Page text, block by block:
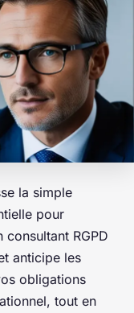
la simple
pour
RGPD
anticipe les
obligations
tout en